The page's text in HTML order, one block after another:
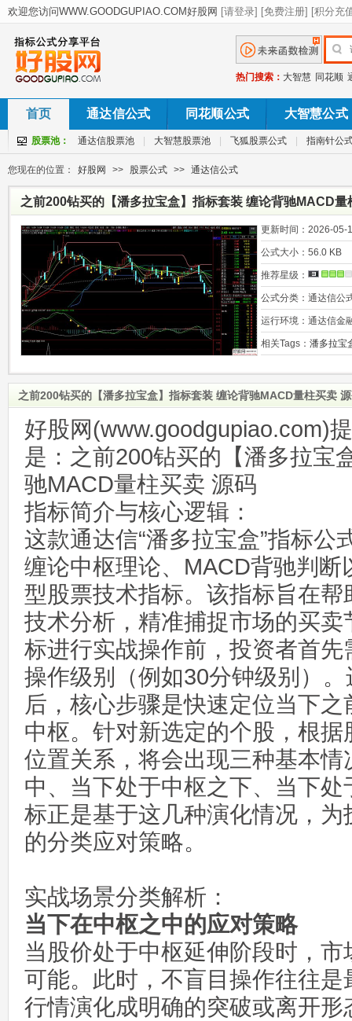
热门搜索： 大智慧 同花顺
首页 通达信公式 同花顺公式 大智慧公式
股票池： 通达信股票池 大智慧股票池 飞狐股票公式 指南针公
您现在的位置： 好股网 >> 股票公式 >> 通达信公式
之前200钻买的【潘多拉宝盒】指标套装 缠论背驰MACD量
更新时间： 2026-05-
公式大小： 56.0 KB
推荐星级：
公式分类： 通达信公
运行环境： 通达信金
相关Tags： 潘多拉宝
之前200钻买的【潘多拉宝盒】指标套装 缠论背驰MACD量柱买卖
好股网(www.goodgupiao.com)
是：之前200钻买的【潘多拉宝
驰MACD量柱买卖 源码
指标简介与核心逻辑：
这款通达信“潘多拉宝盒”指标公
缠论中枢理论、MACD背驰判断
型股票技术指标。该指标旨在
技术分析，精准捕捉市场的买
标进行实战操作前，投资者首
操作级别（例如30分钟级别）
后，核心步骤是快速定位当下
中枢。针对新选定的个股，根
位置关系，将会出现三种基本
中、当下处于中枢之下、当下
标正是基于这几种演化情况，
的分类应对策略。
实战场景分类解析：
当下在中枢之中的应对策略
当股价处于中枢延伸阶段时，
可能。此时，不盲目操作往往
行情演化成明确的突破或离开